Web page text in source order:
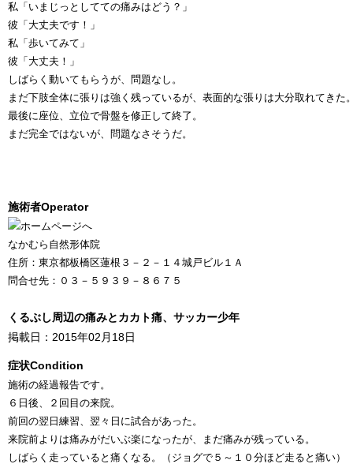
私「いまじっとしてての痛みはどう？」
彼「大丈夫です！」
私「歩いてみて」
彼「大丈夫！」
しばらく動いてもらうが、問題なし。
まだ下肢全体に張りは強く残っているが、表面的な張りは大分取れてきた
最後に座位、立位で骨盤を修正して終了。
まだ完全ではないが、問題なさそうだ。
施術者Operator
なかむら自然形体院
住所：東京都板橋区蓮根３－２－１４城戸ビル１Ａ
問合せ先：０３－５９３９－８６７５
くるぶし周辺の痛みとカカト痛、サッカー少年
掲載日：2015年02月18日
症状Condition
施術の経過報告です。
６日後、２回目の来院。
前回の翌日練習、翌々日に試合があった。
来院前よりは痛みがだいぶ楽になったが、まだ痛みが残っている。
しばらく走っていると痛くなる。（ジョグで５～１０分ほど走ると痛い）